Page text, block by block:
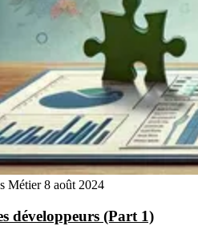
Métier 8 août 2024
développeurs (Part 1)